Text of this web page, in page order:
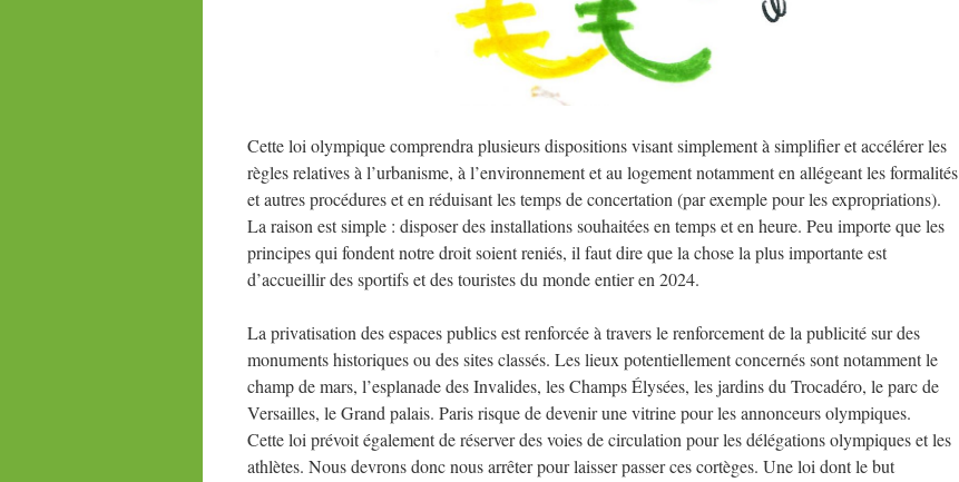
Cette loi olympique comprendra plusieurs dispositions visant simplement à simplifier et accélérer les
règles relatives à l’urbanisme, à l’environnement et au logement notamment en allégeant les formalités
et autres procédures et en réduisant les temps de concertation (par exemple pour les expropriations).
La raison est simple : disposer des installations souhaitées en temps et en heure. Peu importe que les
principes qui fondent notre droit soient reniés, il faut dire que la chose la plus importante est
d’accueillir des sportifs et des touristes du monde entier en 2024.
La privatisation des espaces publics est renforcée à travers le renforcement de la publicité sur des
monuments historiques ou des sites classés. Les lieux potentiellement concernés sont notamment le
champ de mars, l’esplanade des Invalides, les Champs Élysées, les jardins du Trocadéro, le parc de
Versailles, le Grand palais. Paris risque de devenir une vitrine pour les annonceurs olympiques.
Cette loi prévoit également de réserver des voies de circulation pour les délégations olympiques et les
athlètes. Nous devrons donc nous arrêter pour laisser passer ces cortèges. Une loi dont le but